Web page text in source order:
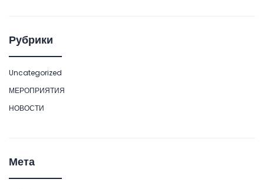
Рубрики
Uncategorized
МЕРОПРИЯТИЯ
НОВОСТИ
Мета